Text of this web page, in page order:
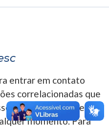
entrar em contato
correlacionadas que
Você pode cancelar o
momento. Para